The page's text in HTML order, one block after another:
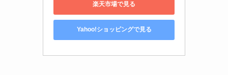
楽天市場で見る
Yahoo!ショッピングで見る